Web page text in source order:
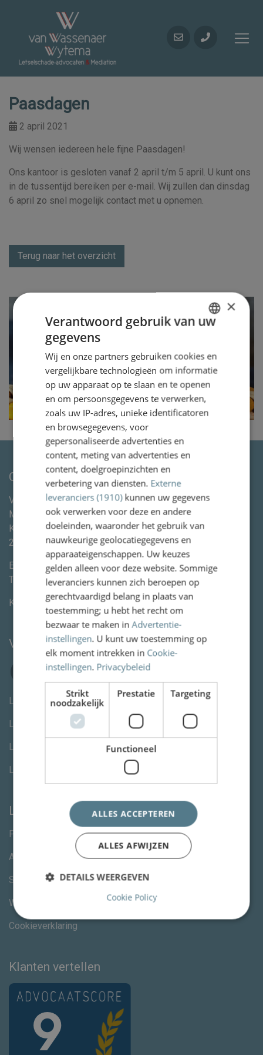
Paasdagen
2 april 2021
Wij wensen iedereen hele fijne Paasdagen!
Ons kantoor is gesloten vanaf 2 april t/m 5 april. U kunt ons
in de tussentijd bereiken per e-mail. Wij zullen dan dinsdag
6 april zo snel mogelijk contact met u opnemen.
Terug naar het overzicht
Contactgegevens
Van Wassenaer Wytema Letselschade Advocaten &
Mediation
Kleine Houtweg 113
2012CE
Haarlem
E-mail:
info@vanww.nl
Tel:
+3123 820 06 90
KvK: 80846254
Volg ons
Letselschade advocaat Den Haag
Letselschade advocaat Rotterdam
Letselschade advocaat Utrecht
Letselschade advocaat Amsterdam
Links
Privacystatement
Algemene voorwaarden
Specialisme advocaten
Wijzig jouw cookievoorkeuren
Cookieverklaring
Klanten vertellen
ENGLISH
×
Verantwoord gebruik van uw
gegevens
Wij en onze partners gebruiken cookies en
vergelijkbare technologieën om informatie
op uw apparaat op te slaan en te openen
en om persoonsgegevens te verwerken,
zoals uw IP-adres, unieke identificatoren
en browsegegevens, voor
gepersonaliseerde advertenties en
content, meting van advertenties en
content, doelgroepinzichten en
verbetering van diensten. Externe
leveranciers (1910)kunnen uw gegevens
ook verwerken voor deze en andere
doeleinden, waaronder het gebruik van
nauwkeurige geolocatiegegevens en
apparaateigenschappen. Uw keuzes
gelden alleen voor deze website. Sommige
leveranciers kunnen zich beroepen op
gerechtvaardigd belang in plaats van
toestemming; u hebt het recht om
bezwaar te maken inAdvertentie-
instellingen. U kunt uw toestemming op
elk moment intrekken in Cookie-
instellingen. Privacybeleid
Strikt
noodzakelijk
Prestatie Targeting
Functioneel
ALLES ACCEPTEREN
ALLES AFWIJZEN
DETAILS WEERGEVEN
Cookie Policy